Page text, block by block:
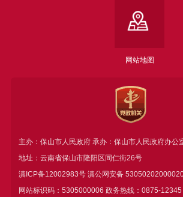
网站地图
主办：保山市人民政府 承办：保山市人民政府办公
地址：云南省保山市隆阳区同仁街26号
滇ICP备12002983号滇公网安备
网站标识码：5305000006 政务热线：0875-12345